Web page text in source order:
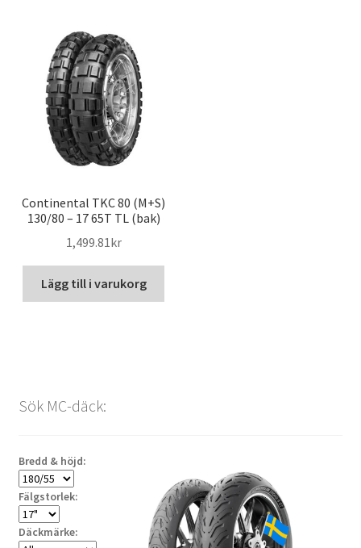
Continental TKC 80 (M+S)
130/80 – 17 65T TL (bak)
1,499.81kr
Lägg till i varukorg
Sök MC-däck:
Bredd & höjd:
Fälgstorlek:
Däckmärke: